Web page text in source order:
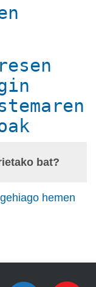
bat?
hemen